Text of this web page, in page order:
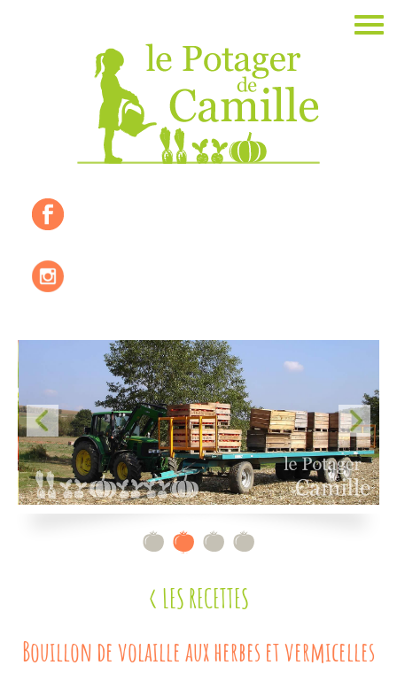
La ferme
Les valeurs
Où nous trouver ?
Les recettes
Contact
< LES RECETTES
Bouillon de volaille aux herbes et vermicelles